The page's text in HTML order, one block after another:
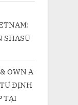
SHASU
OWN A
ĐỊNH
TẠI